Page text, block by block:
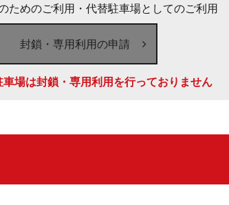
のためのご利用・代替駐車場としてのご利用
封鎖・専用利用の申請
車場は封鎖・専用利用を行っておりません